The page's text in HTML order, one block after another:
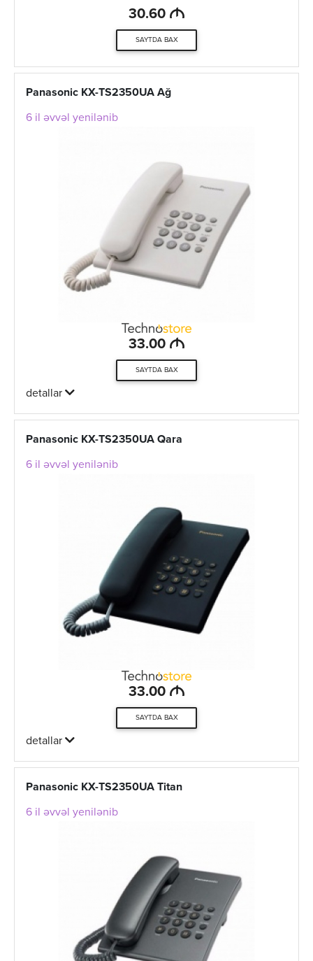
30.60 M
SAYTDA BAX
Panasonic KX-TS2350UA Ağ
6 il əvvəl yenilənib
33.00 M
SAYTDA BAX
detallar
Panasonic KX-TS2350UA Qara
6 il əvvəl yenilənib
33.00 M
SAYTDA BAX
detallar
Panasonic KX-TS2350UA Titan
6 il əvvəl yenilənib